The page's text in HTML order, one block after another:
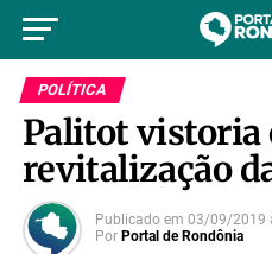
POLÍTICA
Palitot vistoria
revitalização
Publicado em 03/09/2019
Por Portal de Rondônia